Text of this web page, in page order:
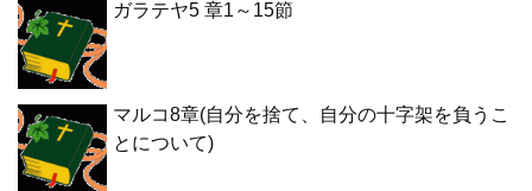
ガラテヤ5 章1～15節
マルコ8章(自分を捨て、自分の十字架を負うこ
とについて)